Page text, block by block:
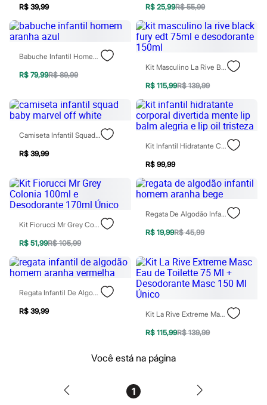
Meias
Pijamas
Moda praia
Biquínis e Maiôs
Blusas de proteção
Sungas
Personagens
Bluey
Hello Kitty
Homem Aranha
Naruto
Patrulha Canina
Sonic
Beleza
Kits
Perfumes árabes
Novidades
Cabelos
Escovas e Pentes
Finalizadores
Shampoo
Tratamento
Cuidados com o corpo
Hidratante
Protetor solar
Tratamento
R$ 39,99 R$ 25,99R$ 55,99
Babuche Infantil Homem Aranha Azul
R$ 79,99R$ 89,99
Kit Masculino La Rive Black Fury Edt 75ml E Desodorante 150ml
R$ 115,99R$ 139,99
Camiseta Infantil Squad Baby Marvel Off White
R$ 39,99
Kit Infantil Hidratante Corporal Divertida Mente Lip Balm Alegria E Lip Oil Tristeza
R$ 99,99
Kit Fiorucci Mr Grey Colonia 100ml E Desodorante 170ml Único
R$ 51,99R$ 105,99
Regata De Algodão Infantil Homem Aranha Bege
R$ 19,99R$ 45,99
Regata Infantil De Algodão Homem Aranha Vermelha
R$ 39,99 Kit La Rive Extreme Masc Eau De Toilette 75 Ml + Desodorante Masc 150 Ml Único
R$ 115,99R$ 139,99
Você está na página
1